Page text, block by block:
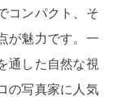
コンパクト、そ
が魅力です。一
通した自然な視
の写真家に人気